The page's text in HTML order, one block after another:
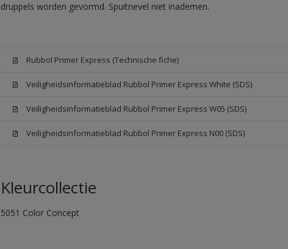
druppels worden gevormd. Spuitnevel niet inademen.
Rubbol Primer Express (Technische fiche)
Veiligheidsinformatieblad Rubbol Primer Express White (SDS)
Veiligheidsinformatieblad Rubbol Primer Express W05 (SDS)
Veiligheidsinformatieblad Rubbol Primer Express N00 (SDS)
Kleurcollectie
5051 Color Concept